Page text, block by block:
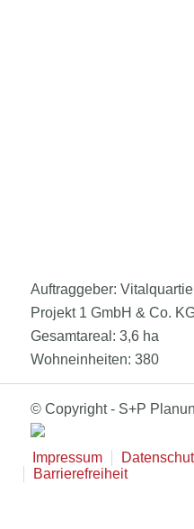
Auftraggeber:
Projekt 1 GmbH & Co.
Gesamtareal: 3,6 ha
Wohneinheiten: 380
© Copyright - S+P
Impressum
Barrierefreiheit